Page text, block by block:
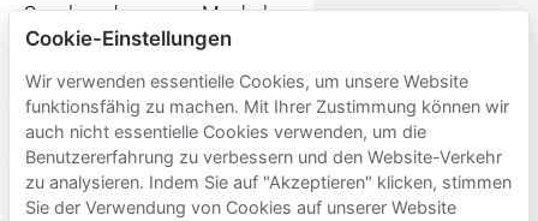
Speelgoedmuseum Mechelen
Station Mechelen-Nekkerspoel De Vleeshalle
Stadsschouwburg Mechelen Veemarkt
Botermarkt Grote Markt IJzerenleen
Cookie-Einstellungen
Wir verwenden essentielle Cookies, um unsere Website
funktionsfähig zu machen. Mit Ihrer Zustimmung können wir
auch nicht essentielle Cookies verwenden, um die
Benutzererfahrung zu verbessern und den Website-Verkehr
zu analysieren. Indem Sie auf "Akzeptieren" klicken, stimmen
Sie der Verwendung von Cookies auf unserer Website